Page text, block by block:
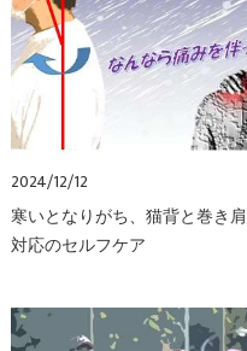
2024/12/12
寒いとなりがち、猫背と巻き肩
対応のセルフケア